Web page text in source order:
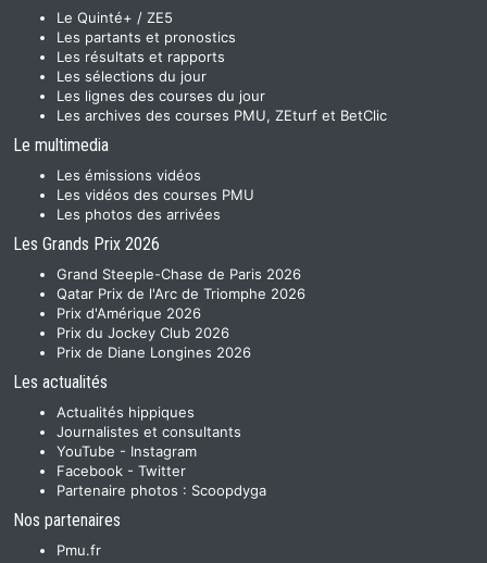
Le Quinté+ / ZE5
Les partants et pronostics
Les résultats et rapports
Les sélections du jour
Les lignes des courses du jour
Les archives des courses PMU, ZEturf et BetClic
Le multimedia
Les émissions vidéos
Les vidéos des courses PMU
Les photos des arrivées
Les Grands Prix 2026
Grand Steeple-Chase de Paris 2026
Qatar Prix de l'Arc de Triomphe 2026
Prix d'Amérique 2026
Prix du Jockey Club 2026
Prix de Diane Longines 2026
Les actualités
Actualités hippiques
Journalistes et consultants
YouTube - Instagram
Facebook - Twitter
Partenaire photos : Scoopdyga
Nos partenaires
Pmu.fr